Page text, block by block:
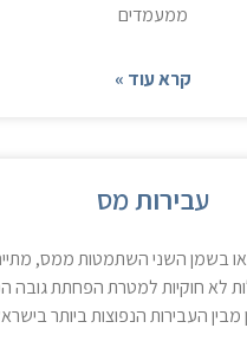
ממעמדים
קרא עוד »
עבירות מס
בשמן השני השתמטות ממס,
לא חוקיות למטרת הפחתת גובה
העבירות הנפוצות ביותר